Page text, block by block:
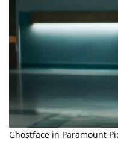
Ghostface in Paramount